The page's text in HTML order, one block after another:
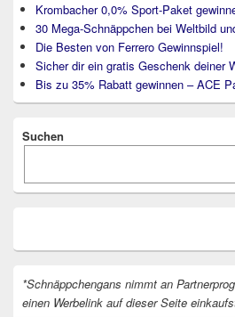
Krombacher 0,0% Sport-Paket
30 Mega-Schnäppchen bei Weltbild
Die Besten von Ferrero Gewinnspiel!
Sicher dir ein gratis Geschenk deiner
Bis zu 35% Rabatt gewinnen – ACE
Suchen
*Schnäppchengans nimmt an
einen Werbelink auf dieser Seite